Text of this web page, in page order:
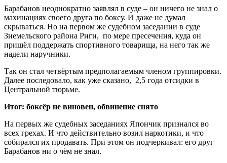
Барабанов неоднократно заявлял в суде – он ничего не знал о
махинациях своего друга по боксу. И даже не думал
скрываться. Но на первом же судебном заседании в суде
Зиемельского района Риги, по мере пресечения, куда он
пришёл поддержать спортивного товарища, на него так же
надели наручники.
Так он стал четвёртым предполагаемым членом группировки.
Далее последовало, как уже сказано, 2,5 года отсидки в
Центральной тюрьме.
Итог: боксёр не виновен, обвинение снято
На первых же судебных заседаниях Япончик признался во
всех грехах. И что действительно возил наркотики, и что
собирался их продавать. При этом он подчеркивал: его друг
Барабанов ни о чём не знал.